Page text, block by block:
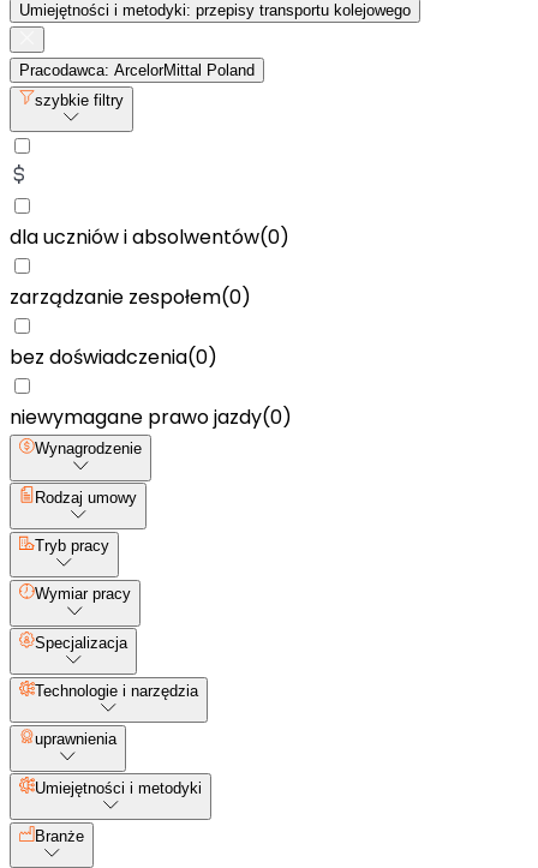
Umiejętności i metodyki: przepisy transportu kolejowego
Pracodawca: ArcelorMittal Poland
szybkie filtry
dla uczniów i absolwentów(0)
zarządzanie zespołem(0)
bez doświadczenia(0)
niewymagane prawo jazdy(0)
Wynagrodzenie
Rodzaj umowy
Tryb pracy
Wymiar pracy
Specjalizacja
Technologie i narzędzia
uprawnienia
Umiejętności i metodyki
Branże